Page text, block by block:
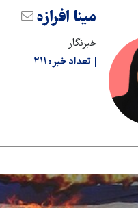
مینا افرازه
خبرنگار
تعداد خبر: ۲۱۱